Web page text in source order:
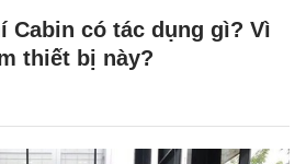
Cabin có tác dụng gì? Vì
thiết bị này?